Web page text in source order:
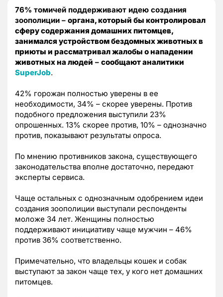
76% томичей поддерживают идею создания
зоополиции – органа, который бы контролировал
сферу содержания домашних питомцев,
занимался устройством бездомных животных в
приюты и рассматривал жалобы о нападении
животных на людей – сообщают аналитики
SuperJob.
42% горожан полностью уверены в ее
необходимости, 34% – скорее уверены. Против
подобного предложения выступили 23%
опрошенных. 13% скорее против, 10% – однозначно
против, показывают результаты опроса.
По мнению противников закона, существующего
законодательства вполне достаточно, передают
эксперты сервиса.
Чаще остальных с однозначным одобрением идеи
создания зоополиции выступали респонденты
моложе 34 лет. Женщины полностью
поддерживают инициативу чаще мужчин – 46%
против 36% соответственно.
Примечательно, что владельцы кошек и собак
выступают за закон чаще тех, у кого нет домашних
питомцев.